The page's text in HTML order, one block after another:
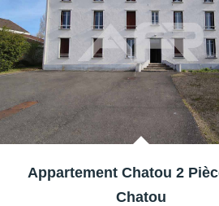
Appartement Chatou 2
Chatou